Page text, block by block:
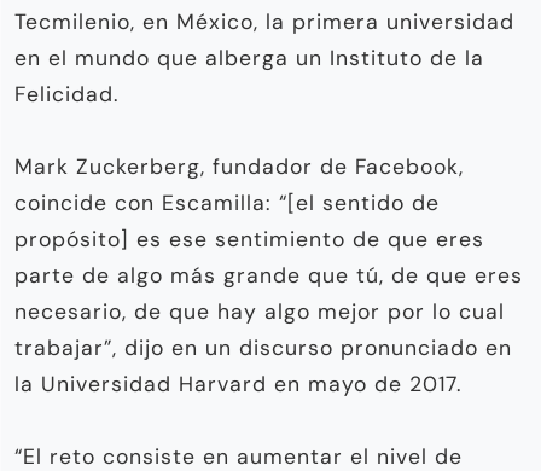
Tecmilenio, en México, la primera universidad
en el mundo que alberga un Instituto de la
Felicidad.
Mark Zuckerberg, fundador de Facebook,
coincide con Escamilla: “[el sentido de
propósito] es ese sentimiento de que eres
parte de algo más grande que tú, de que eres
necesario, de que hay algo mejor por lo cual
trabajar”, dijo en un discurso pronunciado en
la Universidad Harvard en mayo de 2017.
“El reto consiste en aumentar el nivel de